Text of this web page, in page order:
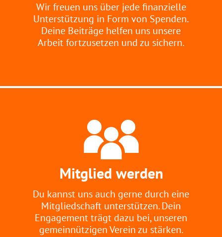
Wir freuen uns über jede finanzielle
Unterstützung in Form von Spenden.
Deine Beiträge helfen uns unsere
Arbeit fortzusetzen und zu sichern.
Mitglied werden
Du kannst uns auch gerne durch eine
Mitgliedschaft unterstützen. Dein
Engagement trägt dazu bei, unseren
gemeinnützigen Verein zu stärken.